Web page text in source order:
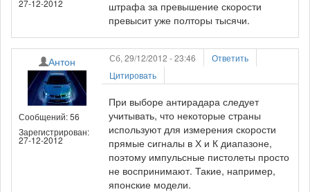
27-12-2012
штрафа за превышение скорости
превысит уже полторы тысячи.
Антон
Сообщений: 56
Зарегистрирован:
27-12-2012
Сб, 29/12/2012 - 23:46
Ответить
Цитировать
При выборе антирадара следует
учитывать, что некоторые страны
используют для измерения скорости
прямые сигналы в Х и К диапазоне,
поэтому импульсные пистолеты просто
не воспринимают. Такие, например,
японские модели.